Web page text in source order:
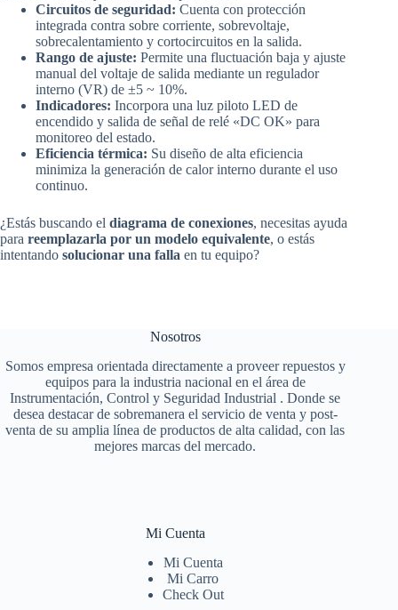
Circuitos de seguridad: Cuenta con protección
integrada contra sobre corriente, sobrevoltaje,
sobrecalentamiento y cortocircuitos en la salida.
Rango de ajuste: Permite una fluctuación baja y ajuste
manual del voltaje de salida mediante un regulador
interno (VR) de ±5 ~ 10%.
Indicadores: Incorpora una luz piloto LED de
encendido y salida de señal de relé «DC OK» para
monitoreo del estado.
Eficiencia térmica: Su diseño de alta eficiencia
minimiza la generación de calor interno durante el uso
continuo.
¿Estás buscando el diagrama de conexiones, necesitas ayuda
para reemplazarla por un modelo equivalente, o estás
intentando solucionar una falla en tu equipo?
Nosotros
Somos empresa orientada directamente a proveer repuestos y
equipos para la industria nacional en el área de
Instrumentación, Control y Seguridad Industrial . Donde se
desea destacar de sobremanera el servicio de venta y post-
venta de su amplia línea de productos de alta calidad, con las
mejores marcas del mercado.
Mi Cuenta
Mi Cuenta
Mi Carro
Check Out